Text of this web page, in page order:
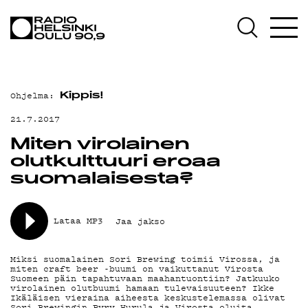
AJANKOHTAISTA
TEKIJÄT
ON-DEMAND
PODCAST
MAINOSTA
YHTEYSTIEDOT
G LIVELAB
YSTÄVÄKLUBI
TIETOSUOJA
Ohjelma: Kippis!
21.7.2017
Miten virolainen
olutkulttuuri eroaa
suomalaisesta?
Lataa MP3 Jaa jakso
Miksi suomalainen Sori Brewing toimii Virossa, ja
miten craft beer -buumi on vaikuttanut Virosta
Suomeen päin tapahtuvaan maahantuontiin? Jatkuuko
virolainen olutbuumi hamaan tulevaisuuteen? Ikke
Ikäläisen vieraina aiheesta keskustelemassa olivat